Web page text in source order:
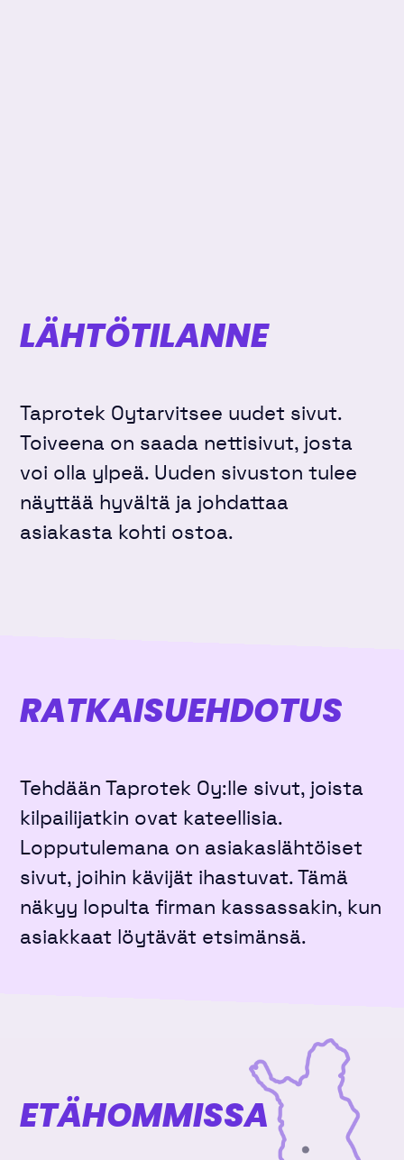
LÄHTÖTILANNE
Taprotek Oytarvitsee uudet sivut.
Toiveena on saada nettisivut, josta
voi olla ylpeä. Uuden sivuston tulee
näyttää hyvältä ja johdattaa
asiakasta kohti ostoa.
RATKAISU­EHDOTUS
Tehdään Taprotek Oy:lle sivut, joista
kilpailijatkin ovat kateellisia.
Lopputulemana on asiakaslähtöiset
sivut, joihin kävijät ihastuvat. Tämä
näkyy lopulta firman kassassakin, kun
asiakkaat löytävät etsimänsä.
ETÄHOMMISSA